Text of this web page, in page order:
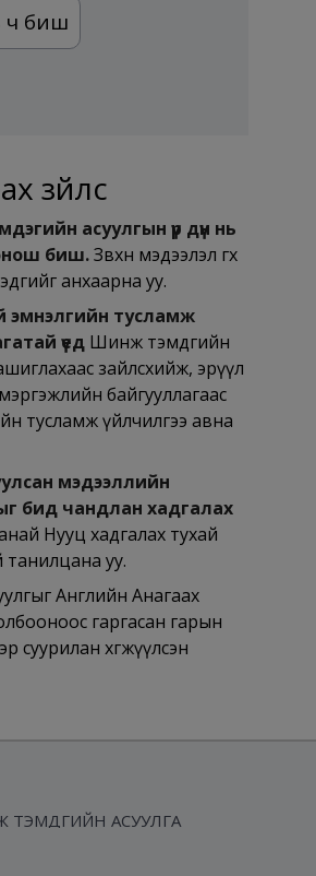
ч биш
зүйлс
асуулгын үр дүн нь
биш.Зөвхөн мэдээлэл өгөх
анхаарна уу.
эмнэлгийн тусламж
үед Шинж тэмдгийн
зайлсхийж, эрүүл
байгууллагаас
тусламж үйлчилгээ авна
мэдээллийн
бид чандлан хадгалах
Нууц хадгалах тухай
уу.
Английн Анагаах
гаргасан гарын
суурилан хөгжүүлсэн
АСУУЛГА